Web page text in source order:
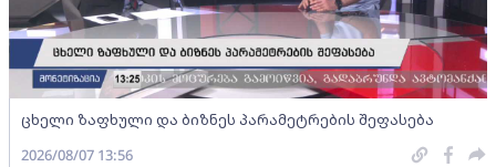
ცხელი ზაფხული და ბიზნეს პარამეტრების შეფასება
2026/08/07 13:56